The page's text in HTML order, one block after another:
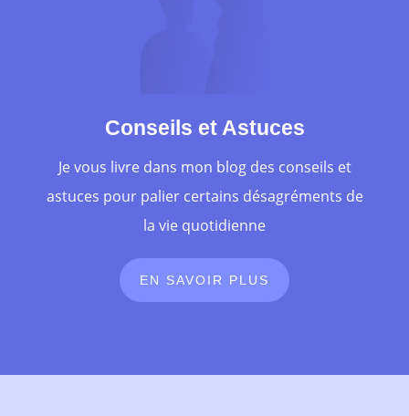
Conseils et Astuces
Je vous livre dans mon blog des conseils et
astuces pour palier certains désagréments de
la vie quotidienne
EN SAVOIR PLUS